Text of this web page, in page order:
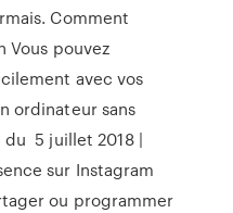
Comment
Vous pouvez
avec vos
ordinateur sans
du 5 juillet 2018 |
sur Instagram
ou programmer